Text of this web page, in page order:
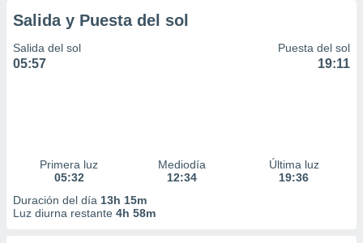
Salida y Puesta del sol
Salida del sol
05:57
Puesta del sol
19:11
Primera luz
05:32
Mediodía
12:34
Última luz
19:36
Duración del día 13h 15m
Luz diurna restante 4h 58m